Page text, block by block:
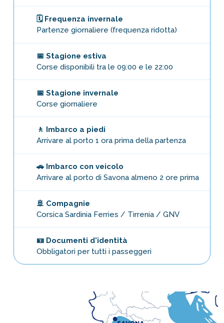
🗓️ Frequenza invernale
Partenze giornaliere (frequenza ridotta)
📅 Stagione estiva
Corse disponibili tra le 09:00 e le 22:00
📅 Stagione invernale
Corse giornaliere
🚶 Imbarco a piedi
Arrivare al porto 1 ora prima della partenza
🚗 Imbarco con veicolo
Arrivare al porto di Savona almeno 2 ore prima
🚢 Compagnie
Corsica Sardinia Ferries / Tirrenia / GNV
🪪 Documenti d'identità
Obbligatori per tutti i passeggeri